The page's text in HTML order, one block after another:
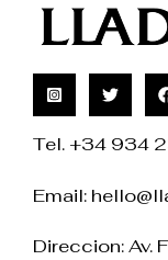
Tel. +34 934
Email:
Direccion: Av.